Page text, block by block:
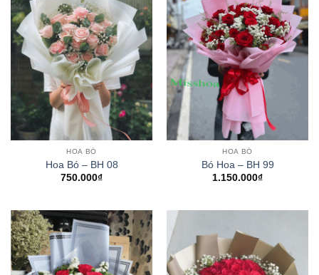
HOA BÓ
Hoa Bó – BH 08
750.000₫
HOA BÓ
Bó Hoa – BH 99
1.150.000₫